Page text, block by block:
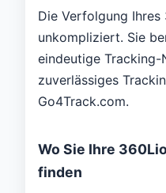
Die Verfolgung
unkompliziert. Sie
eindeutige Tracking-
zuverlässiges
Go4Track.com.
Wo Sie Ihre
finden